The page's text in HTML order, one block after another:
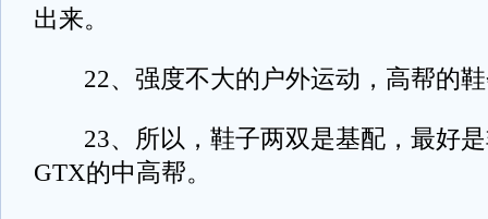
出来。
22、强度不大的户外运动，高帮的鞋
23、所以，鞋子两双是基配，最好是
GTX的中高帮。